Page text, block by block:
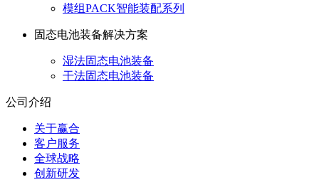
模组PACK智能装配系列
固态电池装备解决方案
湿法固态电池装备
干法固态电池装备
公司介绍
关于赢合
客户服务
全球战略
创新研发